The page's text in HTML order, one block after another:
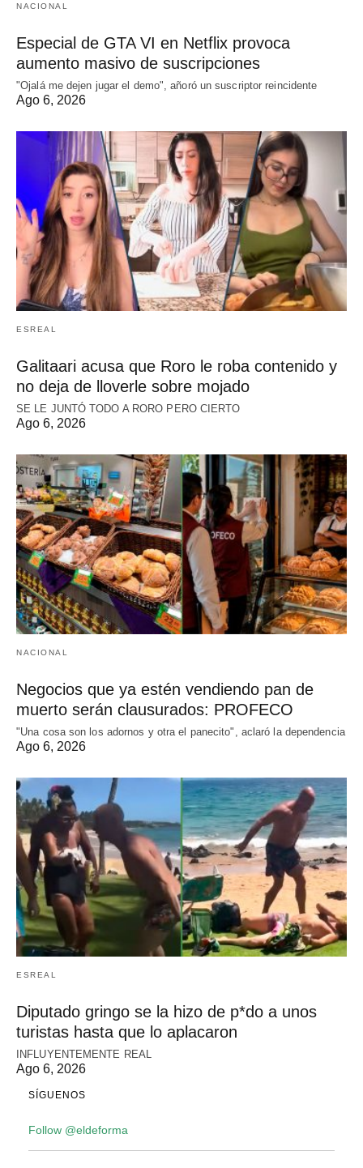
NACIONAL
Especial de GTA VI en Netflix provoca
aumento masivo de suscripciones
"Ojalá me dejen jugar el demo", añoró un suscriptor reincidente
Ago 6, 2026
ESREAL
Galitaari acusa que Roro le roba contenido y
no deja de lloverle sobre mojado
SE LE JUNTÓ TODO A RORO PERO CIERTO
Ago 6, 2026
NACIONAL
Negocios que ya estén vendiendo pan de
muerto serán clausurados: PROFECO
"Una cosa son los adornos y otra el panecito", aclaró la dependencia
Ago 6, 2026
ESREAL
Diputado gringo se la hizo de p*do a unos
turistas hasta que lo aplacaron
INFLUYENTEMENTE REAL
Ago 6, 2026
SÍGUENOS
Follow @eldeforma